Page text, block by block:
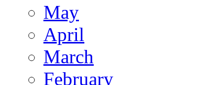
May
April
March
February